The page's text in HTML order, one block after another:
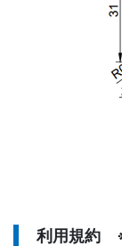
利用規約